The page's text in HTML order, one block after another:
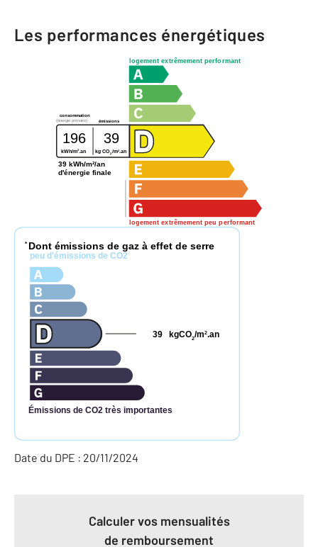
Les performances énergétiques
logement extrêmement performant
logement extrêmement peu performant
consommation
émissions
(énergie primaire)
196 39
kWh/m2.an kg CO2 /m2 .an
39 kWh/m²/an
d'énergie finale
* Dont émissions de gaz à effet de serre
peu d'émissions de CO2
Émissions de CO2 très importantes
kgCO2/m2.an
39
Date du DPE : 20/11/2024
Calculer vos mensualités
de remboursement